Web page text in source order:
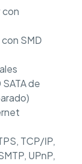
con
SMD
de
TCP/IP,
UPnP,